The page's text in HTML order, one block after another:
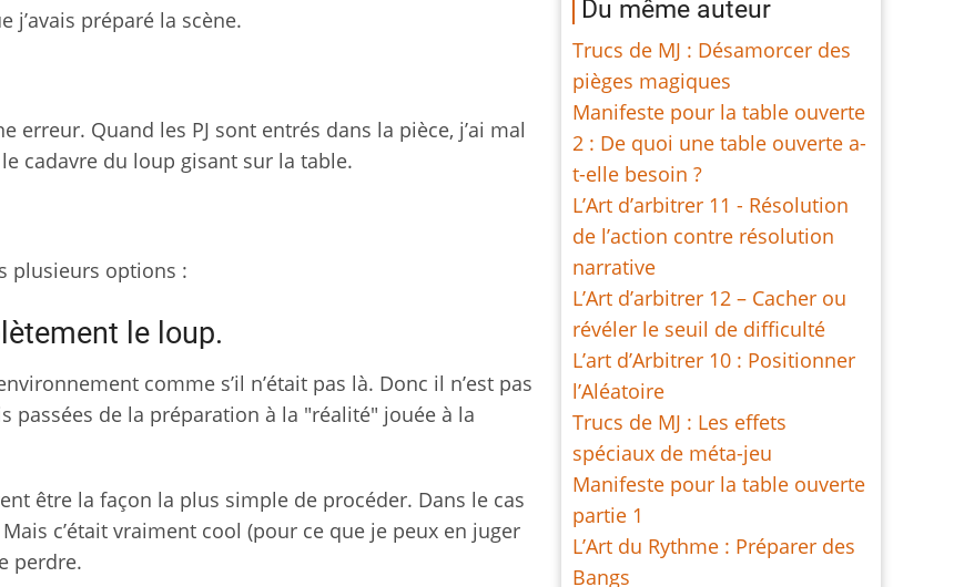
j’avais préparé la scène.
erreur. Quand les PJ sont entrés dans la pièce, j’ai mal
cadavre du loup gisant sur la table.
plusieurs options :
le loup.
comme s’il n’était pas là. Donc il n’est pas
passées de la préparation à la "réalité" jouée à la
être la façon la plus simple de procéder. Dans le cas
c’était vraiment cool (pour ce que je peux en juger
perdre.
Du même auteur
Trucs de MJ : Désamorcer des
pièges magiques
Manifeste pour la table ouverte
2 : De quoi une table ouverte a-
t-elle besoin ?
L’Art d’arbitrer 11 - Résolution
de l’action contre résolution
narrative
L’Art d’arbitrer 12 – Cacher ou
révéler le seuil de difficulté
L’art d’Arbitrer 10 : Positionner
l’Aléatoire
Trucs de MJ : Les effets
spéciaux de méta-jeu
Manifeste pour la table ouverte
partie 1
L’Art du Rythme : Préparer des
Bangs